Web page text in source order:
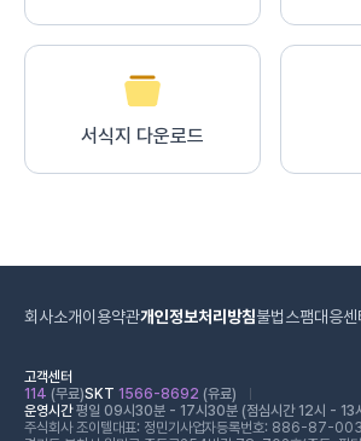
서식지 다운로드
회사소개이용약관개인정보처리방침불법스팸대응센
고객센터
114 (무료)SKT 1566-8692 (유료)
운영시간평일 09시30분 - 17시30분 (점심시간 12시 - 13
주식회사 조이텔대표: 정민기 사업자등록번호: 886-87-